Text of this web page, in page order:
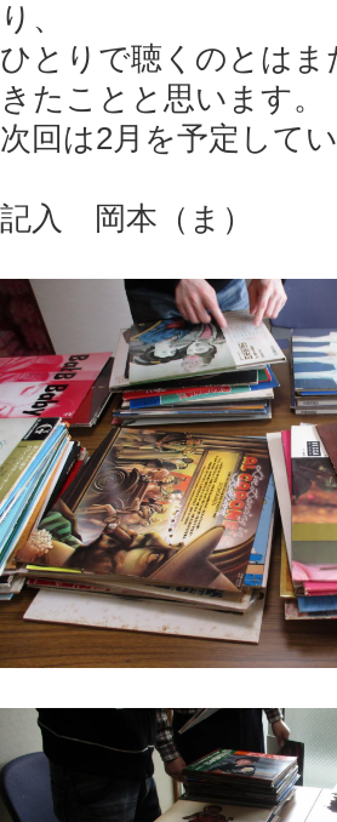
り、
ひとりで聴くのとは
きたことと思います。
次回は2月を予定してい
記入 岡本（ま）